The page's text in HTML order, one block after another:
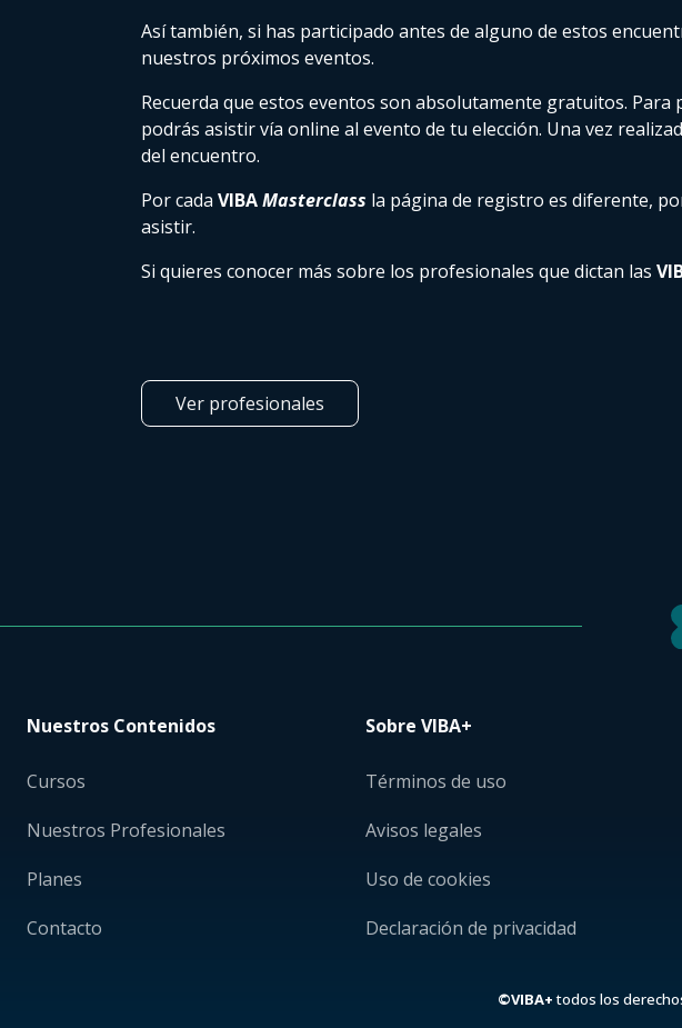
Así también, si has participado antes de alguno de estos
nuestros próximos eventos.
Recuerda que estos eventos son absolutamente gratuitos.
podrás asistir vía online al evento de tu elección. Una vez
del encuentro.
Por cada VIBAMasterclass la página de registro es diferente,
asistir.
Si quieres conocer más sobre los profesionales que dictan las
Ver profesionales
Nuestros Contenidos
Cursos
Nuestros Profesionales
Planes
Contacto
Sobre VIBA+
Términos de uso
Avisos legales
Uso de cookies
Declaración de privacidad
©VIBA+todos los